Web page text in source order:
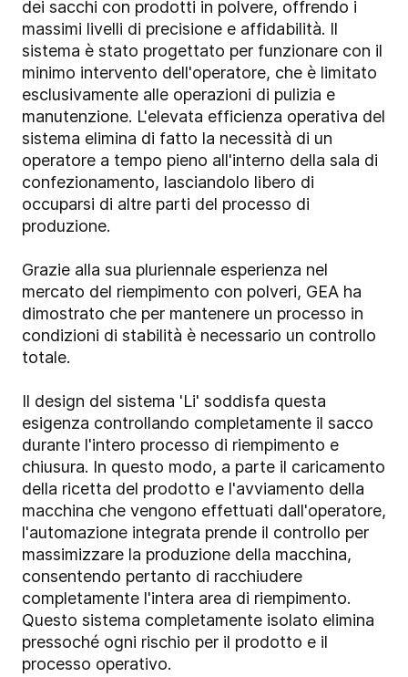
dei sacchi con prodotti in polvere, offrendo i
massimi livelli di precisione e affidabilità. Il
sistema è stato progettato per funzionare con il
minimo intervento dell'operatore, che è limitato
esclusivamente alle operazioni di pulizia e
manutenzione. L'elevata efficienza operativa del
sistema elimina di fatto la necessità di un
operatore a tempo pieno all'interno della sala di
confezionamento, lasciandolo libero di
occuparsi di altre parti del processo di
produzione.
Grazie alla sua pluriennale esperienza nel
mercato del riempimento con polveri, GEA ha
dimostrato che per mantenere un processo in
condizioni di stabilità è necessario un controllo
totale.
Il design del sistema 'Li' soddisfa questa
esigenza controllando completamente il sacco
durante l'intero processo di riempimento e
chiusura. In questo modo, a parte il caricamento
della ricetta del prodotto e l'avviamento della
macchina che vengono effettuati dall'operatore,
l'automazione integrata prende il controllo per
massimizzare la produzione della macchina,
consentendo pertanto di racchiudere
completamente l'intera area di riempimento.
Questo sistema completamente isolato elimina
pressoché ogni rischio per il prodotto e il
processo operativo.